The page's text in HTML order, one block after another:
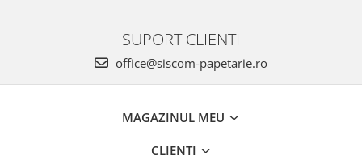
SUPORT CLIENTI
office@siscom-papetarie.ro
MAGAZINUL MEU
CLIENTI